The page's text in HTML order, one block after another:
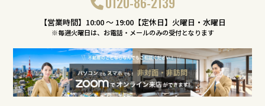
委託業務を行うために必要な範囲で個人情報を利用します。
4. 個人情報の第三者への提供・共同利用
当社は収集したお客様の個人情報は、下記の場合を除いて第三者に
開示、提供、販売、共有したりすることはありません。ただし、株
式会社センチュリー21ジャパン及びセンチュリー21グループ会社
に対し、1項の収集目的を達成するために提供する場合がありま
す。この場合、個人情報の管理責任はセンチュリー21ジャパン本部
の責任において個人情報の管理を実施します。
①お客様が同意されている場合
【営業時間】10:00 〜 19:00【定休日】火曜日・水曜日
※毎週火曜日は、お電話・メールのみの受付となります